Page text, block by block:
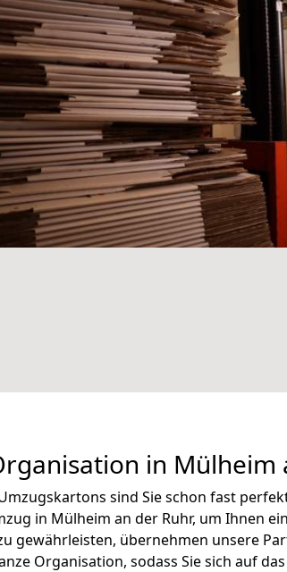
in Mülheim
sind Sie schon fast
in Mülheim an der Ruhr, um Ihnen
gewährleisten, übernehmen unsere
Organisation, sodass Sie sich auf